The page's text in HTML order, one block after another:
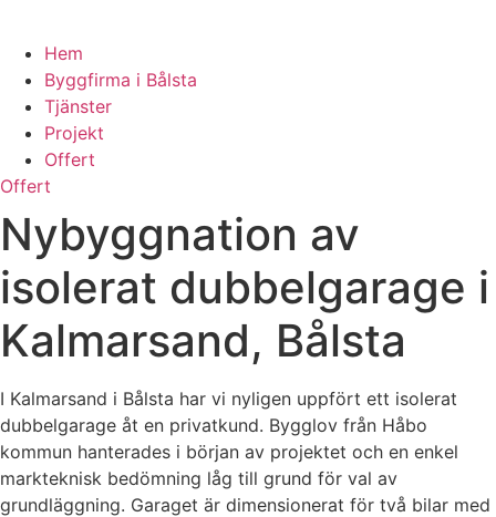
Hem
Byggfirma i Bålsta
Tjänster
Projekt
Offert
Offert
Nybyggnation av
isolerat dubbelgarage i
Kalmarsand, Bålsta
I Kalmarsand i Bålsta har vi nyligen uppfört ett isolerat
dubbelgarage åt en privatkund. Bygglov från Håbo
kommun hanterades i början av projektet och en enkel
markteknisk bedömning låg till grund för val av
grundläggning. Garaget är dimensionerat för två bilar med